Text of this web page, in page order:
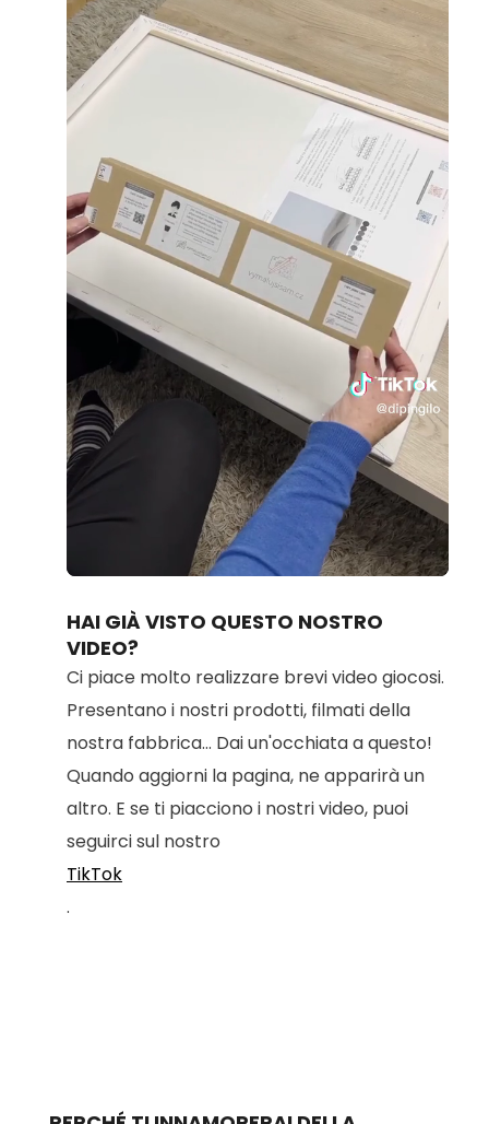
Loaded:
70.14%
HAI GIÀ VISTO QUESTO NOSTRO
VIDEO?
Ci piace molto realizzare brevi video giocosi.
Presentano i nostri prodotti, filmati della
nostra fabbrica... Dai un'occhiata a questo!
Quando aggiorni la pagina, ne apparirà un
altro. E se ti piacciono i nostri video, puoi
seguirci sul nostro
TikTok
.